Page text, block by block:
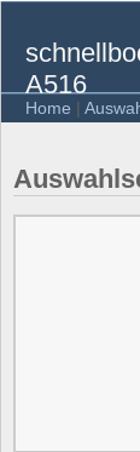
A516
Home |